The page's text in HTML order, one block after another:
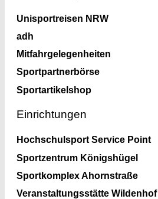
Unisportreisen NRW
adh
Mitfahrgelegenheiten
Sportpartnerbörse
Sportartikelshop
Einrichtungen
Hochschulsport Service Point
Sportzentrum Königshügel
Sportkomplex Ahornstraße
Veranstaltungsstätte Wildenhof